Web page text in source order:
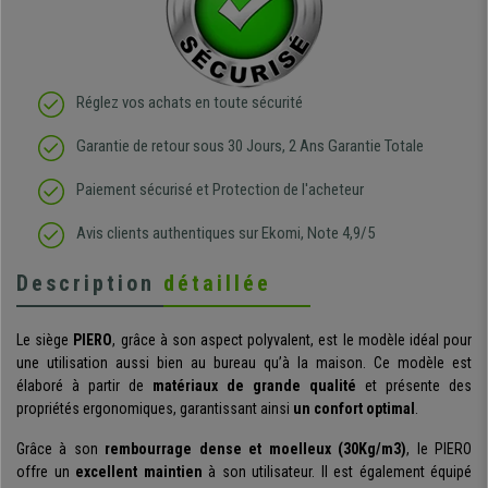
Réglez vos achats en toute sécurité
Garantie de retour sous 30 Jours, 2 Ans Garantie Totale
Paiement sécurisé et Protection de l'acheteur
Avis clients authentiques sur Ekomi, Note 4,9/5
Description détaillée
Le siège PIERO, grâce à son aspect polyvalent, est le modèle idéal pour
une utilisation aussi bien au bureau qu’à la maison. Ce modèle est
élaboré à partir de matériaux de grande qualité et présente des
propriétés ergonomiques, garantissant ainsi un confort optimal .
Grâce à son rembourrage dense et moelleux (30Kg/m3), le PIERO
offre un excellent maintien à son utilisateur. Il est également équipé